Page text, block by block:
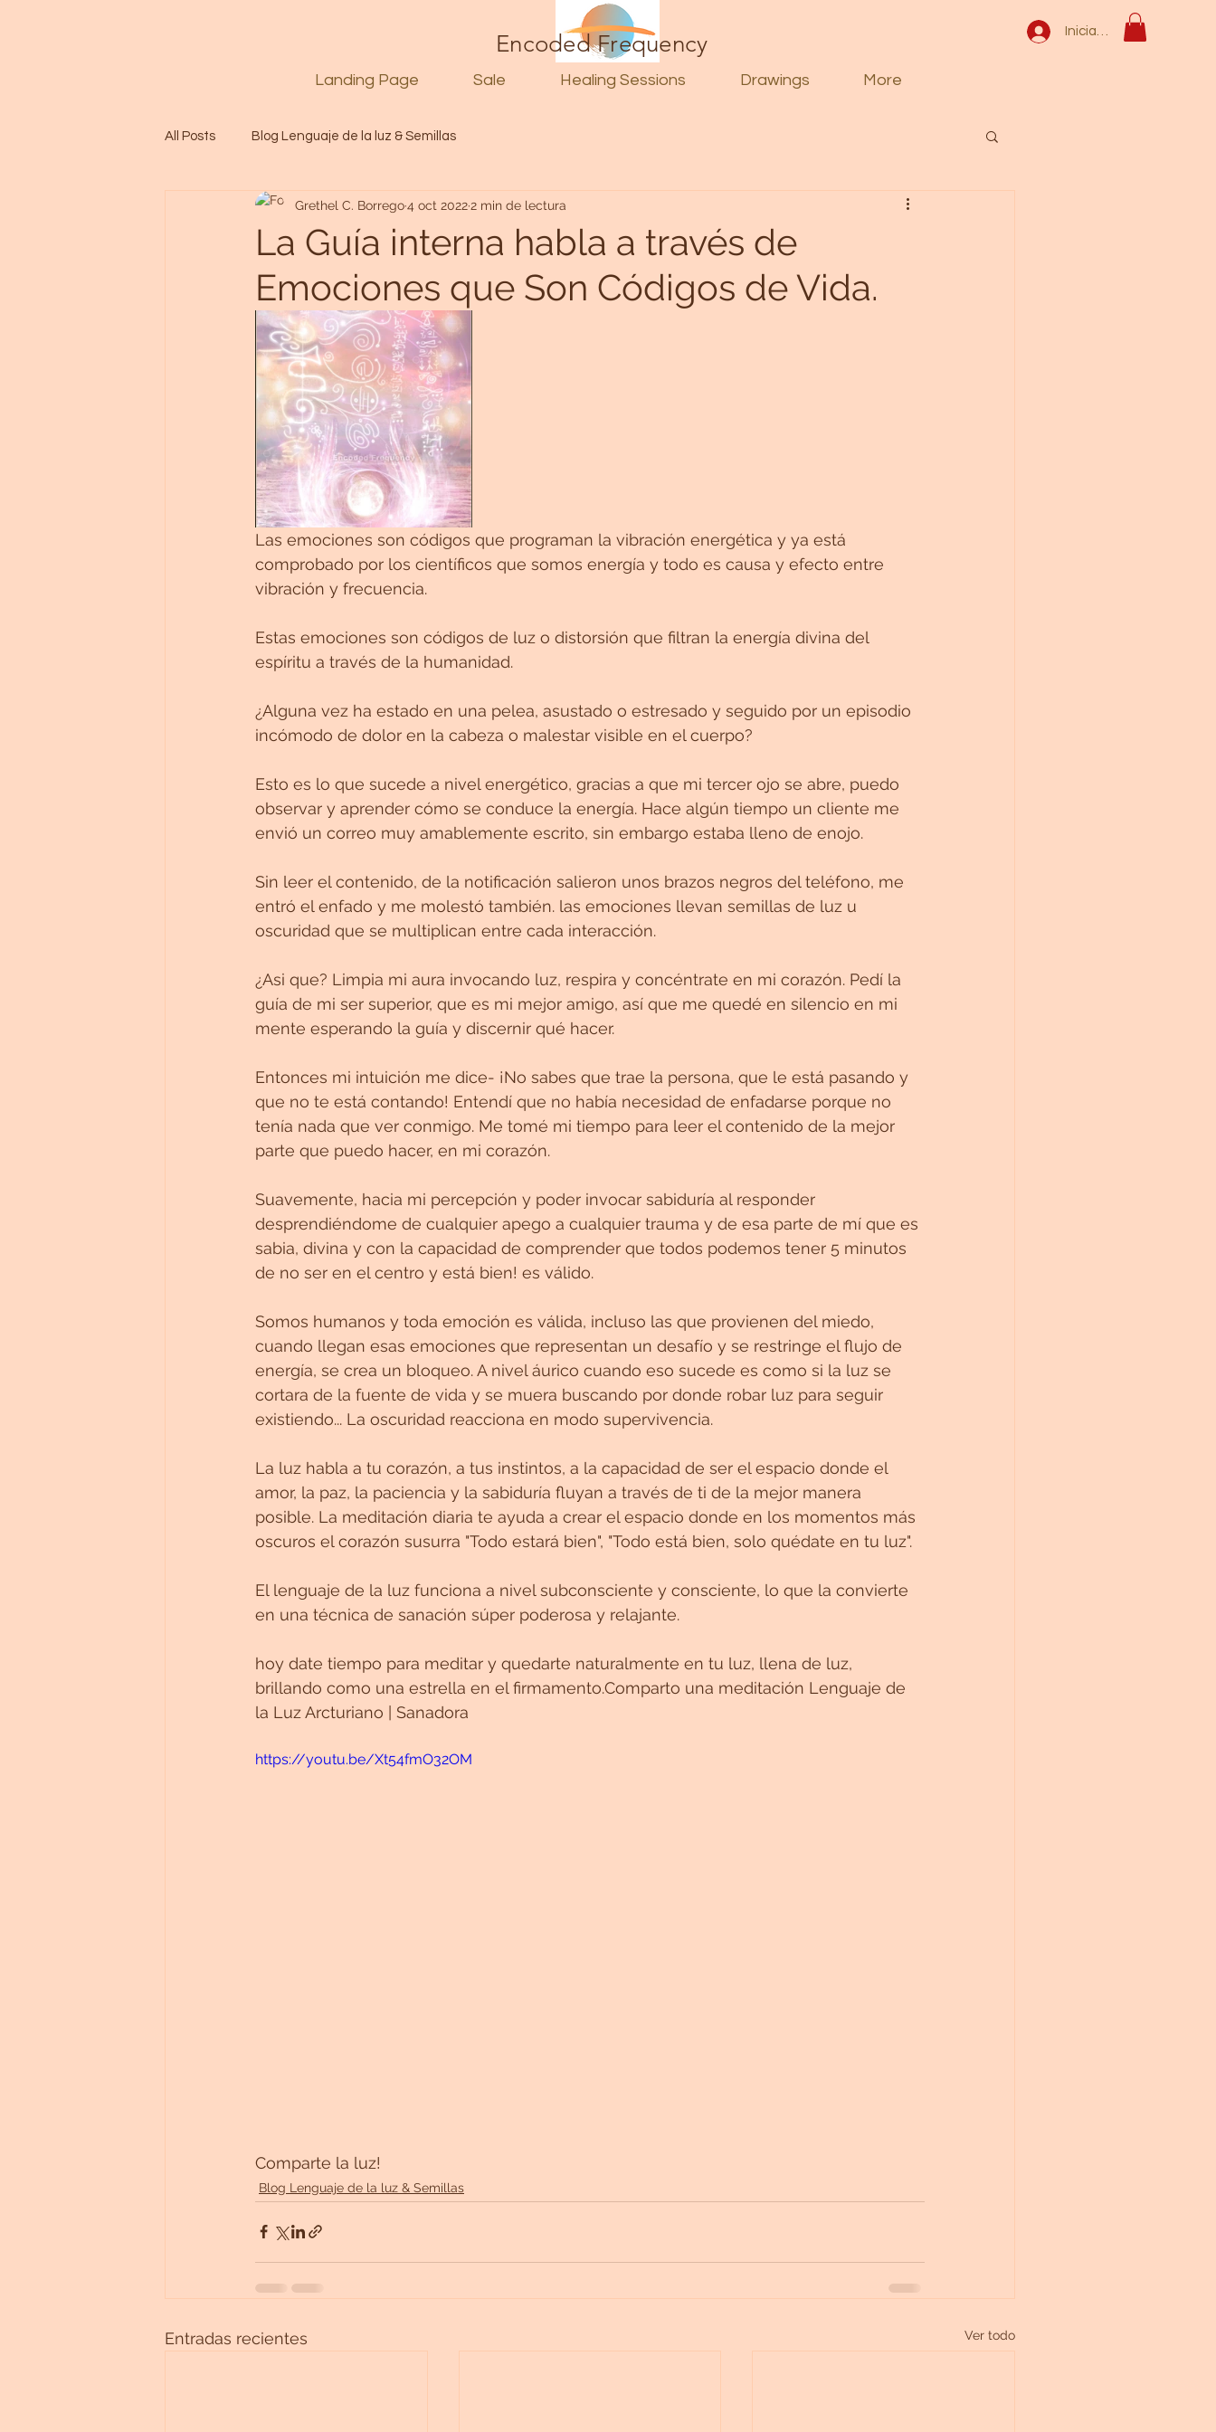
Landing Page Sale Healing Sessions Drawings More
Encoded Frequency Iniciar sesión
All Posts Blog Lenguaje de la luz & Semillas
La Guía interna habla a través de
Emociones que Son Códigos de Vida.
Grethel C. Borrego4 oct 2022 2 min de lectura
Las emociones son códigos que programan la vibración energética y ya está
comprobado por los científicos que somos energía y todo es causa y efecto entre
vibración y frecuencia.
Estas emociones son códigos de luz o distorsión que filtran la energía divina del
espíritu a través de la humanidad.
¿Alguna vez ha estado en una pelea, asustado o estresado y seguido por un episodio
incómodo de dolor en la cabeza o malestar visible en el cuerpo?
Esto es lo que sucede a nivel energético, gracias a que mi tercer ojo se abre, puedo
observar y aprender cómo se conduce la energía. Hace algún tiempo un cliente me
envió un correo muy amablemente escrito, sin embargo estaba lleno de enojo.
Sin leer el contenido, de la notificación salieron unos brazos negros del teléfono, me
entró el enfado y me molestó también. las emociones llevan semillas de luz u
oscuridad que se multiplican entre cada interacción.
¿Asi que? Limpia mi aura invocando luz, respira y concéntrate en mi corazón. Pedí la
guía de mi ser superior, que es mi mejor amigo, así que me quedé en silencio en mi
mente esperando la guía y discernir qué hacer.
Entonces mi intuición me dice- ¡No sabes que trae la persona, que le está pasando y
que no te está contando! Entendí que no había necesidad de enfadarse porque no
tenía nada que ver conmigo. Me tomé mi tiempo para leer el contenido de la mejor
parte que puedo hacer, en mi corazón.
Suavemente, hacia mi percepción y poder invocar sabiduría al responder
desprendiéndome de cualquier apego a cualquier trauma y de esa parte de mí que es
sabia, divina y con la capacidad de comprender que todos podemos tener 5 minutos
de no ser en el centro y está bien! es válido.
Somos humanos y toda emoción es válida, incluso las que provienen del miedo,
cuando llegan esas emociones que representan un desafío y se restringe el flujo de
energía, se crea un bloqueo. A nivel áurico cuando eso sucede es como si la luz se
cortara de la fuente de vida y se muera buscando por donde robar luz para seguir
existiendo... La oscuridad reacciona en modo supervivencia.
La luz habla a tu corazón, a tus instintos, a la capacidad de ser el espacio donde el
amor, la paz, la paciencia y la sabiduría fluyan a través de ti de la mejor manera
posible. La meditación diaria te ayuda a crear el espacio donde en los momentos más
oscuros el corazón susurra "Todo estará bien", "Todo está bien, solo quédate en tu luz".
El lenguaje de la luz funciona a nivel subconsciente y consciente, lo que la convierte
en una técnica de sanación súper poderosa y relajante.
hoy date tiempo para meditar y quedarte naturalmente en tu luz, llena de luz,
brillando como una estrella en el firmamento.Comparto una meditación Lenguaje de
la Luz Arcturiano | Sanadora
https://youtu.be/Xt54fmO32OM
Comparte la luz!
Blog Lenguaje de la luz & Semillas
Entradas recientes Ver todo